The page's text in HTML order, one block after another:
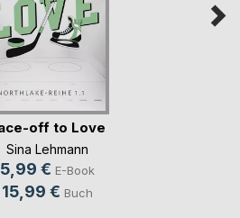
off to Love
Sina Lehmann
5,99 € E-Book
15,99 € Buch